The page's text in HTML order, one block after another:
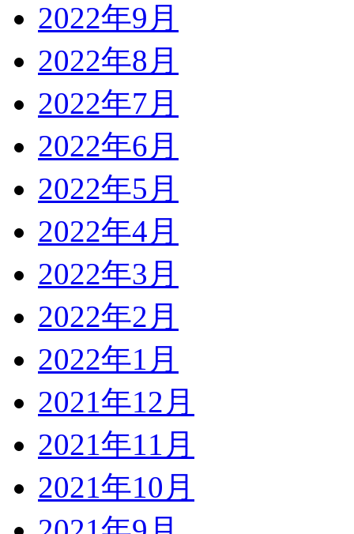
2022年9月
2022年8月
2022年7月
2022年6月
2022年5月
2022年4月
2022年3月
2022年2月
2022年1月
2021年12月
2021年11月
2021年10月